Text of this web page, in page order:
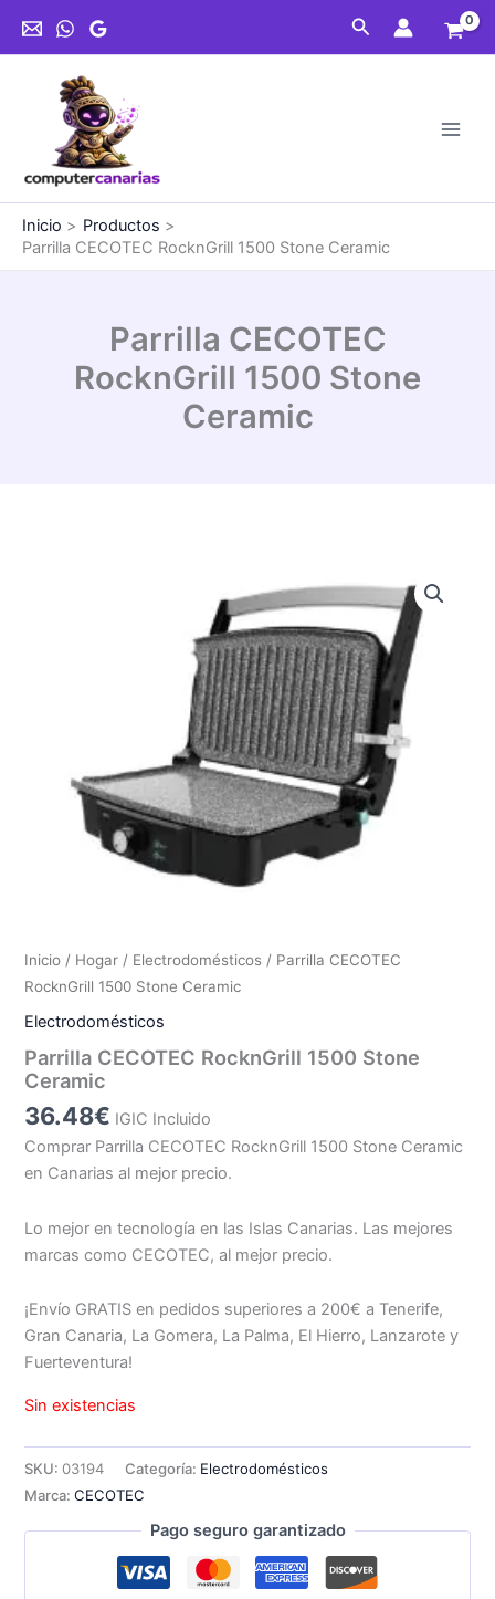
Buscar
Inicio
Productos
Parrilla CECOTEC RocknGrill 1500 Stone Ceramic
Parrilla CECOTEC
RocknGrill 1500 Stone
Ceramic
Inicio / Hogar / Electrodomésticos / Parrilla CECOTEC
RocknGrill 1500 Stone Ceramic
Electrodomésticos
Parrilla CECOTEC RocknGrill 1500 Stone
Ceramic
36.48€ IGIC Incluido
Comprar Parrilla CECOTEC RocknGrill 1500 Stone Ceramic
en Canarias al mejor precio.
Lo mejor en tecnología en las Islas Canarias. Las mejores
marcas como CECOTEC, al mejor precio.
¡Envío GRATIS en pedidos superiores a 200€ a Tenerife,
Gran Canaria, La Gomera, La Palma, El Hierro, Lanzarote y
Fuerteventura!
Sin existencias
SKU: 03194 Categoría: Electrodomésticos
Marca:CECOTEC
Pago seguro garantizado